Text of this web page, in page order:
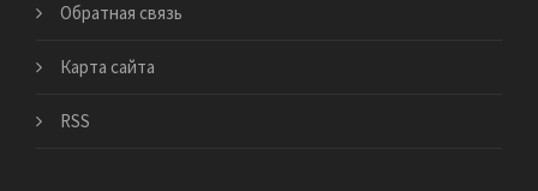
Обратная связь
Карта сайта
RSS